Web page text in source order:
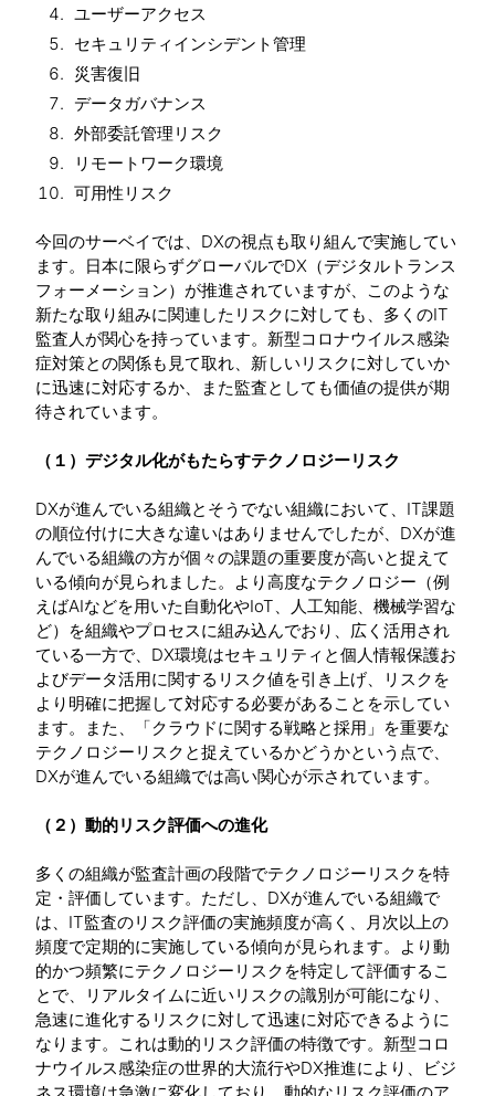
ユーザーアクセス
セキュリティインシデント管理
災害復旧
データガバナンス
外部委託管理リスク
リモートワーク環境
可用性リスク
今回のサーベイでは、DXの視点も取り組んで実施してい
ます。日本に限らずグローバルでDX（デジタルトランス
フォーメーション）が推進されていますが、このような
新たな取り組みに関連したリスクに対しても、多くのIT
監査人が関心を持っています。新型コロナウイルス感染
症対策との関係も見て取れ、新しいリスクに対していか
に迅速に対応するか、また監査としても価値の提供が期
待されています。
（１）デジタル化がもたらすテクノロジーリスク
DXが進んでいる組織とそうでない組織において、IT課題
の順位付けに大きな違いはありませんでしたが、DXが進
んでいる組織の方が個々の課題の重要度が高いと捉えて
いる傾向が見られました。より高度なテクノロジー（例
えばAIなどを用いた自動化やIoT、人工知能、機械学習な
ど）を組織やプロセスに組み込んでおり、広く活用され
ている一方で、DX環境はセキュリティと個人情報保護お
よびデータ活用に関するリスク値を引き上げ、リスクを
より明確に把握して対応する必要があることを示してい
ます。また、「クラウドに関する戦略と採用」を重要な
テクノロジーリスクと捉えているかどうかという点で、
DXが進んでいる組織では高い関心が示されています。
（２）動的リスク評価への進化
多くの組織が監査計画の段階でテクノロジーリスクを特
定・評価しています。ただし、DXが進んでいる組織で
は、IT監査のリスク評価の実施頻度が高く、月次以上の
頻度で定期的に実施している傾向が見られます。より動
的かつ頻繁にテクノロジーリスクを特定して評価するこ
とで、リアルタイムに近いリスクの識別が可能になり、
急速に進化するリスクに対して迅速に対応できるように
なります。これは動的リスク評価の特徴です。新型コロ
ナウイルス感染症の世界的大流行やDX推進により、ビジ